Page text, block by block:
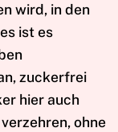
wird, in den
ist es
zuckerfrei
hier auch
ohne